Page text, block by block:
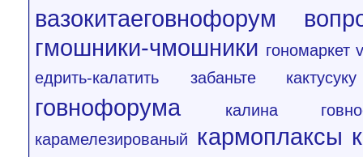
вазокитаеговнофорум
гмошники-чмошники гономаркет
едрить-калатить
забаньте кактусуку
говнофорума
калина
карамелезированый
кармоплаксы